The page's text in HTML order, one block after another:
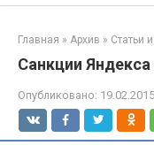
Главная » Архив » Статьи
Санкции
Опубликовано: 19.02.2015